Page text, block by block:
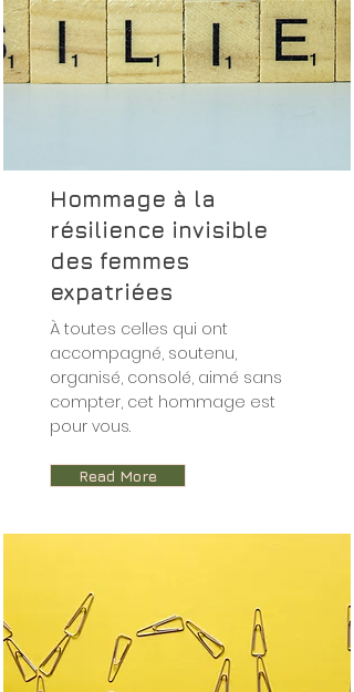
Hommage à la
résilience invisible
des femmes
expatriées
À toutes celles qui ont
accompagné, soutenu,
organisé, consolé, aimé sans
compter, cet hommage est
pour vous.
Read More